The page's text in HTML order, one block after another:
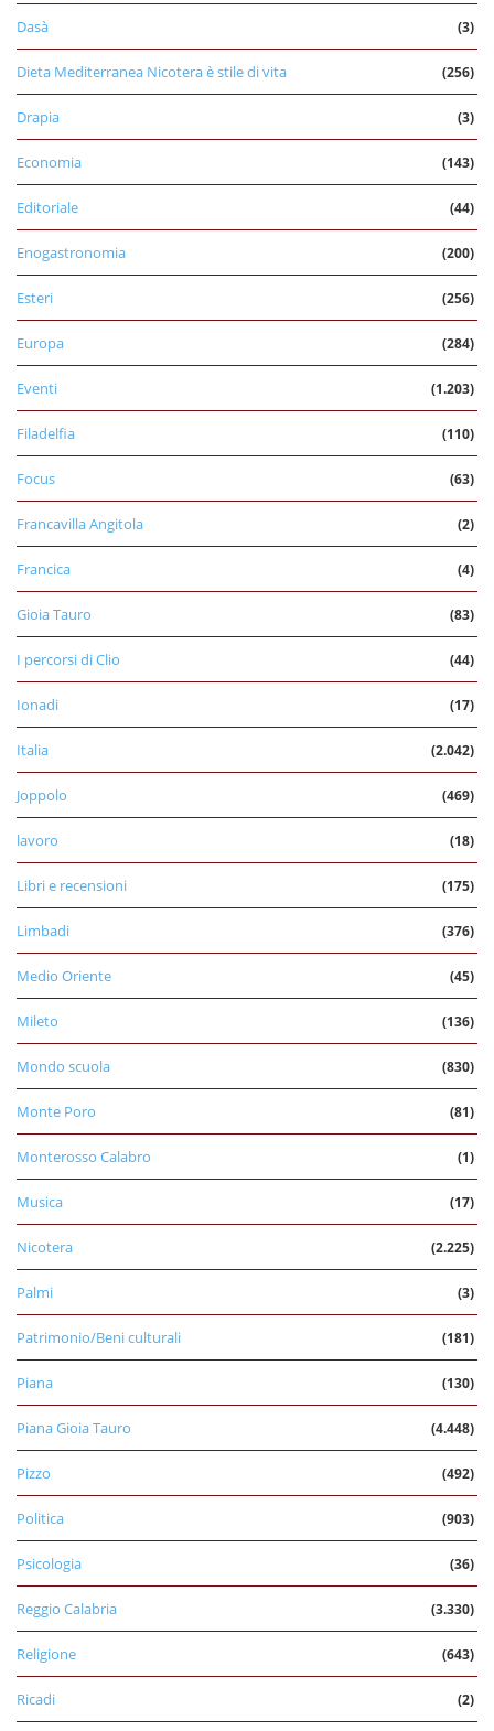
Dasà (3)
Dieta Mediterranea Nicotera è stile di vita (256)
Drapia (3)
Economia (143)
Editoriale (44)
Enogastronomia (200)
Esteri (256)
Europa (284)
Eventi (1.203)
Filadelfia (110)
Focus (63)
Francavilla Angitola (2)
Francica (4)
Gioia Tauro (83)
I percorsi di Clio (44)
Ionadi (17)
Italia (2.042)
Joppolo (469)
lavoro (18)
Libri e recensioni (175)
Limbadi (376)
Medio Oriente (45)
Mileto (136)
Mondo scuola (830)
Monte Poro (81)
Monterosso Calabro (1)
Musica (17)
Nicotera (2.225)
Palmi (3)
Patrimonio/Beni culturali (181)
Piana (130)
Piana Gioia Tauro (4.448)
Pizzo (492)
Politica (903)
Psicologia (36)
Reggio Calabria (3.330)
Religione (643)
Ricadi (2)